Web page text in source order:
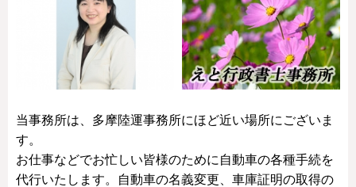
当事務所は、多摩陸運事務所にほど近い場所にございま
す。
お仕事などでお忙しい皆様のために自動車の各種手続を
代行いたします。自動車の名義変更、車庫証明の取得の